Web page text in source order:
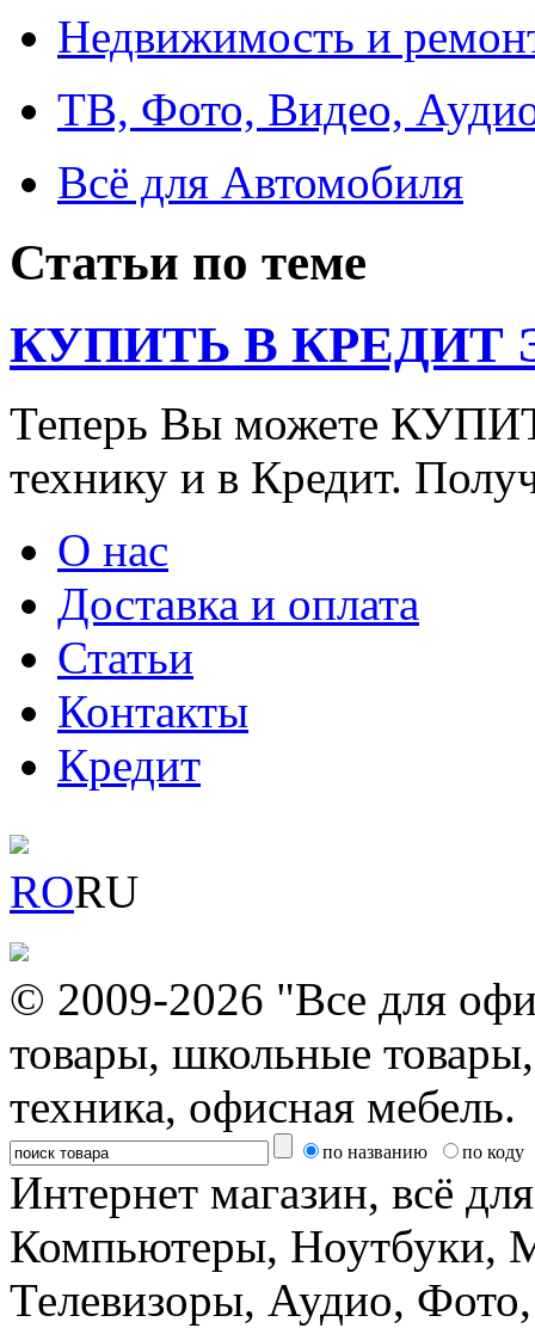
Недвижимость и
ТВ, Фото, Видео,
Всё для Автомобиля
Статьи по теме
КУПИТЬ В КРЕДИТ
Теперь Вы можете
технику и в Кредит.
О нас
Доставка и оплата
Статьи
Контакты
Кредит
RORU
© 2009-2026 "Все для
товары, школьные
техника, офисная мебель.
по названию по коду
Интернет магазин, всё
Компьютеры, Ноутбуки,
Телевизоры, Аудио,